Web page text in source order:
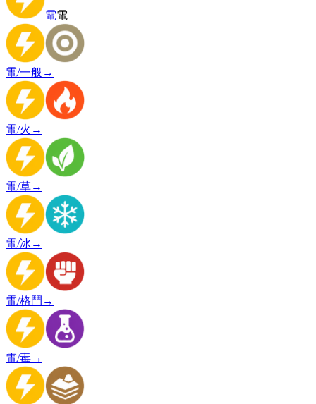
電電
電/一般→
電/火 →
電/草→
電/冰 →
電/格鬥 →
電/毒→